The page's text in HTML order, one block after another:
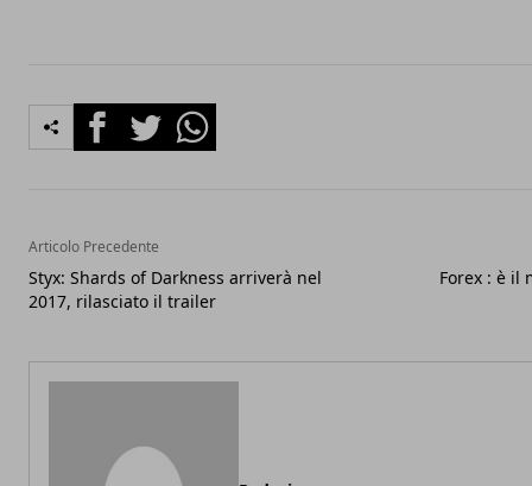
FacebookTwitterWhatsapp
Articolo Precedente
Styx: Shards of Darkness arriverà nel
2017, rilasciato il trailer
Forex : è il